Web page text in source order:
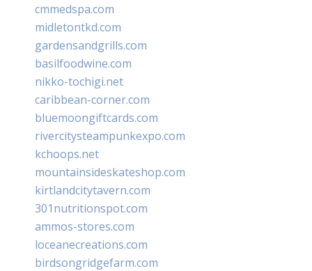
cmmedspa.com
midletontkd.com
gardensandgrills.com
basilfoodwine.com
nikko-tochigi.net
caribbean-corner.com
bluemoongiftcards.com
rivercitysteampunkexpo.com
kchoops.net
mountainsideskateshop.com
kirtlandcitytavern.com
301nutritionspot.com
ammos-stores.com
loceanecreations.com
birdsongridgefarm.com